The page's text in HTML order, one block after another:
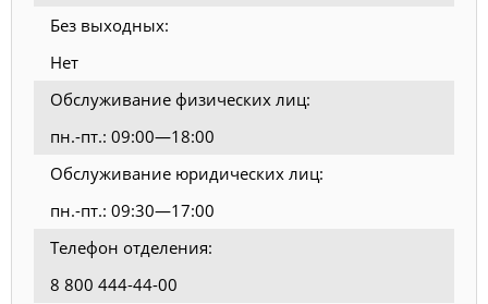
Без выходных:
Нет
Обслуживание физических лиц:
пн.-пт.: 09:00—18:00
Обслуживание юридических лиц:
пн.-пт.: 09:30—17:00
Телефон отделения:
8 800 444-44-00